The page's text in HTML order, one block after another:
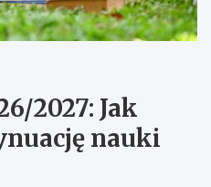
2027: Jak
nauki